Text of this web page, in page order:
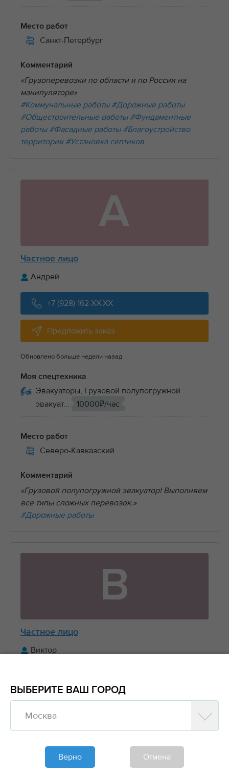
Место работ
Санкт-Петербург
Комментарий
«Грузоперевозки по области и по России на
манипуляторе»
#Коммунальные работы #Дорожные работы
#Общестроительные работы #Фундаментные
работы #Фасадные работы #Благоустройство
территории #Установка септиков
А
Частное лицо
Андрей
+7 (928) 162-XX-XX
Предложить заказ
Обновлено больше недели назад
Моя спецтехника
Эвакуаторы, Грузовой полупогружной
эвакуат...
10000₽/час
Место работ
Северо-Кавказский
Комментарий
«Грузовой полупогружной эвакуатор! Выполняем
все типы сложных перевозок.»
#Дорожные работы
В
Частное лицо
Виктор
Обновлено больше недели назад
Моя спецтехника
Манипуляторы, Стрела 3 тонны Борт 5 тонн
ВЫБЕРИТЕ ВАШ ГОРОД
Москва
Верно Отмена